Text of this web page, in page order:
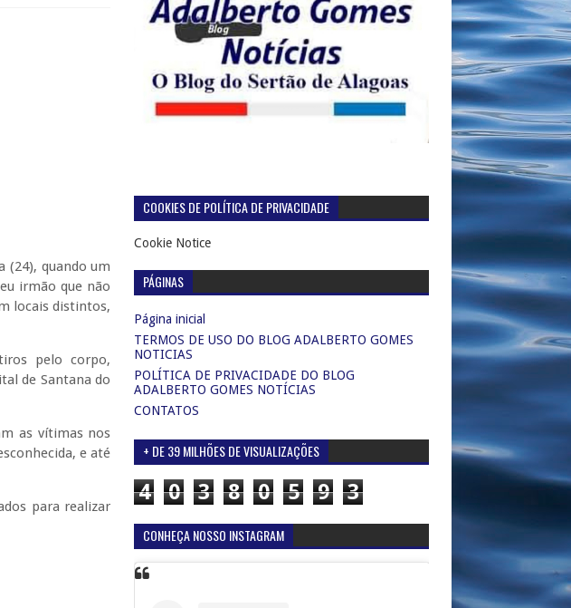
(24), quando um
irmão que não
locais distintos,
pelo corpo,
de Santana do
as vítimas nos
e até
para realizar
COOKIES DE POLÍTICA DE PRIVACIDADE
Cookie Notice
PÁGINAS
Página inicial
TERMOS DE USO DO BLOG ADALBERTO GOMES
NOTICIAS
POLÍTICA DE PRIVACIDADE DO BLOG
ADALBERTO GOMES NOTÍCIAS
CONTATOS
+ DE 39 MILHÕES DE VISUALIZAÇÕES
4 0 3 8 0 5 9 3
CONHEÇA NOSSO INSTAGRAM